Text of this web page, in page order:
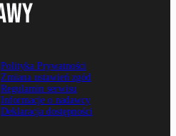
Polityka Prywatności
Zmiana ustawień zgód
Regulamin serwisu
Informacje o nadawcy
Deklaracja dostępności